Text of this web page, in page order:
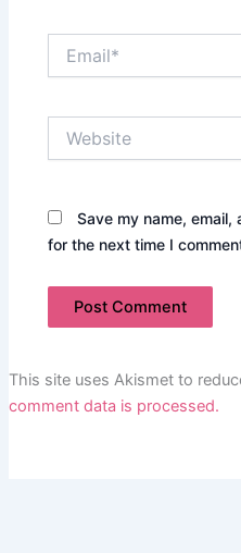
Save my name,
for the next time I
This site uses Akismet to
comment data is processed.